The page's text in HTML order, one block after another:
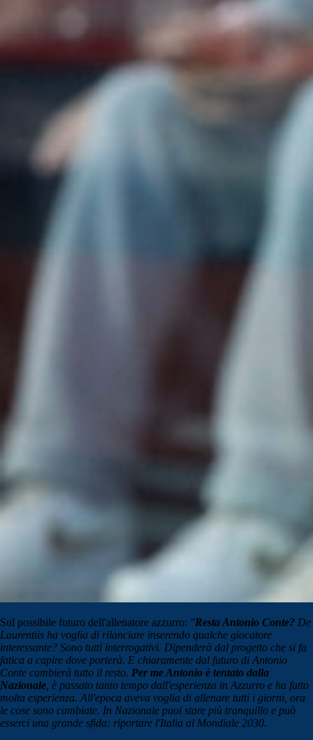
Sul possibile futuro dell'allenatore azzurro: "Resta Antonio Conte? De
Laurentiis ha voglia di rilanciare inserendo qualche giocatore
interessante? Sono tutti interrogativi. Dipenderà dal progetto che si fa
fatica a capire dove porterà. E chiaramente dal futuro di Antonio
Conte cambierà tutto il resto. Per me Antonio è tentato dalla
Nazionale , è passato tanto tempo dall'esperienza in Azzurro e ha fatto
molta esperienza. All'epoca aveva voglia di allenare tutti i giorni, ora
le cose sono cambiate. In Nazionale puoi stare più tranquillo e può
esserci una grande sfida: riportare l'Italia al Mondiale 2030.